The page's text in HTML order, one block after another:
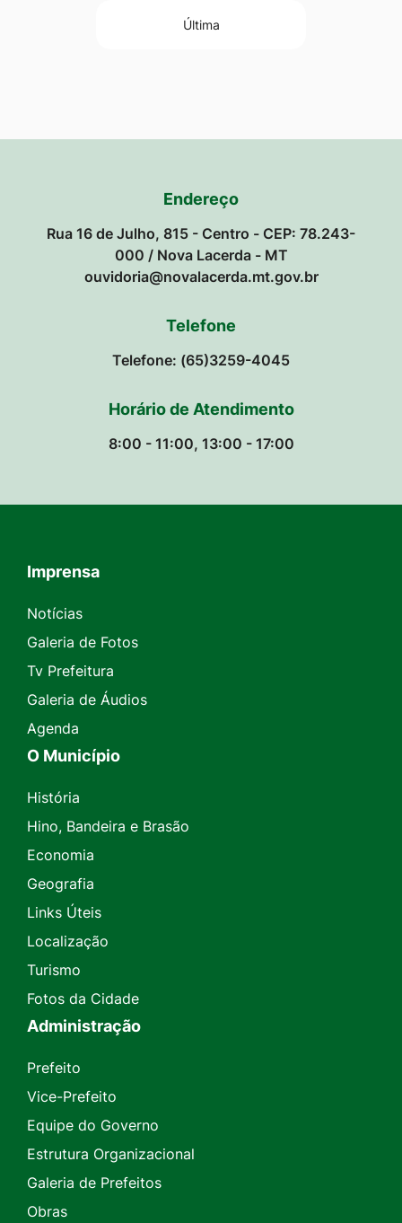
Última
Endereço
Rua 16 de Julho, 815 - Centro - CEP: 78.243-
000 / Nova Lacerda - MT
ouvidoria@novalacerda.mt.gov.br
Telefone
Telefone: (65)3259-4045
Horário de Atendimento
8:00 - 11:00, 13:00 - 17:00
Seção do Rodapé e Contato
Imprensa
Notícias
Galeria de Fotos
Tv Prefeitura
Galeria de Áudios
Agenda
O Município
História
Hino, Bandeira e Brasão
Economia
Geografia
Links Úteis
Localização
Turismo
Fotos da Cidade
Administração
Prefeito
Vice-Prefeito
Equipe do Governo
Estrutura Organizacional
Galeria de Prefeitos
Obras